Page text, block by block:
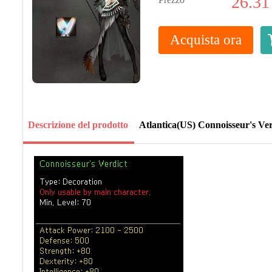
Acquista ora
Descrizione del prodotto Atlantica(US) Connoisseur's